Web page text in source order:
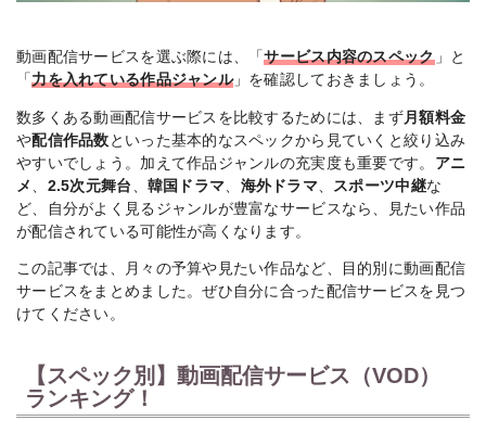
動画配信サービスを選ぶ際には、「サービス内容のスペック」と
「力を入れている作品ジャンル」を確認しておきましょう。
数多くある動画配信サービスを比較するためには、まず 月額料金
や配信作品数 といった基本的なスペックから見ていくと絞り込み
やすいでしょう。加えて作品ジャンルの充実度も重要です。 アニ
メ
2.5次元舞台 韓国ドラマ 海外ドラマ、 スポーツ中継な
ど、自分がよく見るジャンルが豊富なサービスなら、見たい作品
が配信されている可能性が高くなります。
この記事では、月々の予算や見たい作品など、目的別に動画配信
サービスをまとめました。ぜひ自分に合った配信サービスを見つ
けてください。
【スペック別】動画配信サービス（VOD）
ランキング！